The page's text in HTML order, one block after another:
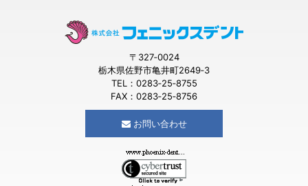
〒327‐0024
栃木県佐野市亀井町2649‐3
TEL：0283‐25‐8755
FAX：0283‐25‐8756
お問い合わせ